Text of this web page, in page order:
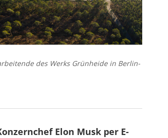
des Werks Grünheide in Berlin-
Elon Musk per E-